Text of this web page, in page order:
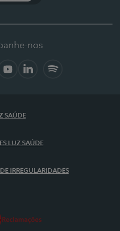
nos
SAÚDE
LUZ SAÚDE
IRREGULARIDADES